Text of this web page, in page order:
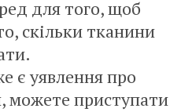
для того, щоб
скільки тканини
є уявлення про
можете приступати